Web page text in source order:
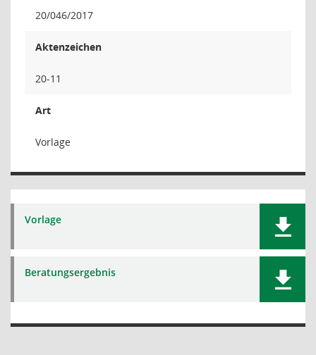
20/046/2017
Aktenzeichen
20-11
Art
Vorlage
Vorlage
Beratungsergebnis